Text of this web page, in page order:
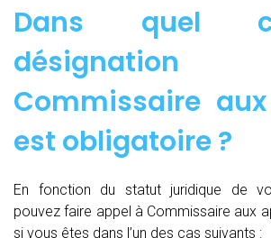
Dans quel
Commissaire
est obligatoire ?
En fonction du statut juridique de
pouvez faire appel à Commissaire aux
si vous êtes dans l’un des cas suivants :